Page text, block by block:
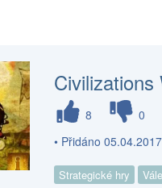
8
0
• Přidáno
Strategické hry